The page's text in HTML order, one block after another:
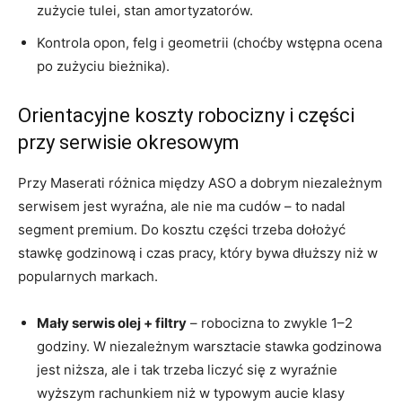
zużycie tulei, stan amortyzatorów.
Kontrola opon, felg i geometrii (choćby wstępna ocena
po zużyciu bieżnika).
Orientacyjne koszty robocizny i części
przy serwisie okresowym
Przy Maserati różnica między ASO a dobrym niezależnym
serwisem jest wyraźna, ale nie ma cudów – to nadal
segment premium. Do kosztu części trzeba dołożyć
stawkę godzinową i czas pracy, który bywa dłuższy niż w
popularnych markach.
Mały serwis olej + filtry – robocizna to zwykle 1–2
godziny. W niezależnym warsztacie stawka godzinowa
jest niższa, ale i tak trzeba liczyć się z wyraźnie
wyższym rachunkiem niż w typowym aucie klasy